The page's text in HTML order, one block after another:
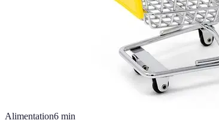
Alimentation6 min